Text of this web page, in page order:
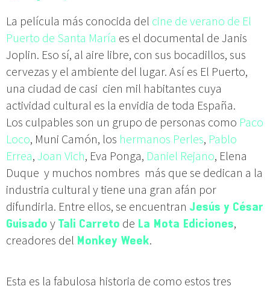
La película más conocida del cine de verano de El
Puerto de Santa María es el documental de Janis
Joplin. Eso sí, al aire libre, con sus bocadillos, sus
cervezas y el ambiente del lugar. Así es El Puerto,
una ciudad de casi cien mil habitantes cuya
actividad cultural es la envidia de toda España.
Los culpables son un grupo de personas como Paco
Loco, Muni Camón, los hermanos Perles, Pablo
Errea, Joan Vich, Eva Ponga, Daniel Rejano, Elena
Duque y muchos nombres más que se dedican a la
industria cultural y tiene una gran afán por
difundirla. Entre ellos, se encuentran Jesús y César
Guisado y Tali Carreto de La Mota Ediciones,
creadores del Monkey Week.
Esta es la fabulosa historia de como estos tres